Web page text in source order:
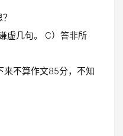
虚几句。 C）答非所
来不算作文85分，不知